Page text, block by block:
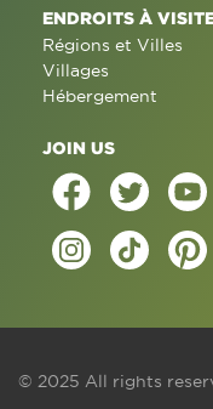
ENDROITS À
Régions et Villes
Villages
Hébergement
JOIN US
© 2025 All rights